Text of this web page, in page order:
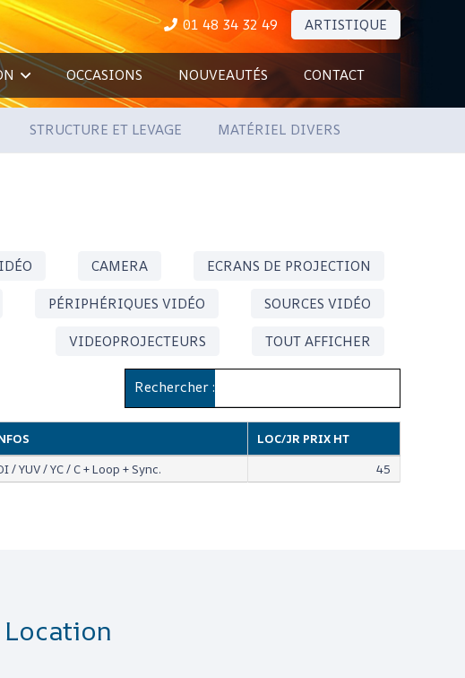
01 48 34 32 49 ARTISTIQUE
OCCASIONS NOUVEAUTÉS CONTACT
STRUCTURE ET LEVAGE MATÉRIEL DIVERS
CAMERA
ECRANS DE PROJECTION
PÉRIPHÉRIQUES VIDÉO
SOURCES VIDÉO
VIDEOPROJECTEURS
TOUT AFFICHER
Rechercher :
LOC/JR PRIX HT
/ YUV / YC / C + Loop + Sync. 45